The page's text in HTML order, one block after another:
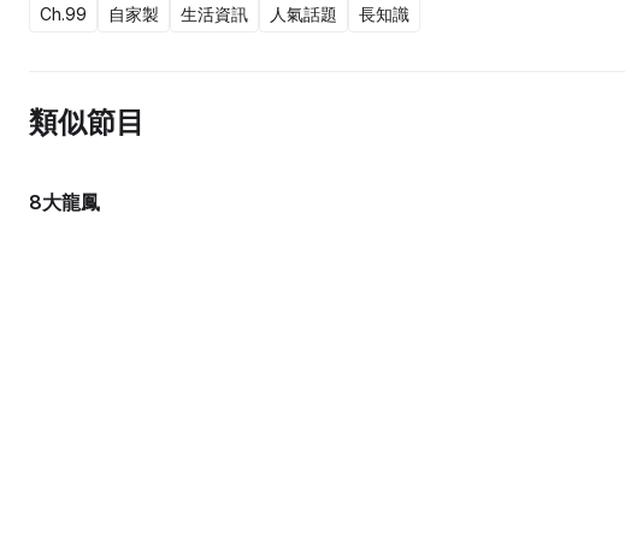
Ch.99 自家製 生活資訊 人氣話題 長知識
類似節目
8大龍鳳